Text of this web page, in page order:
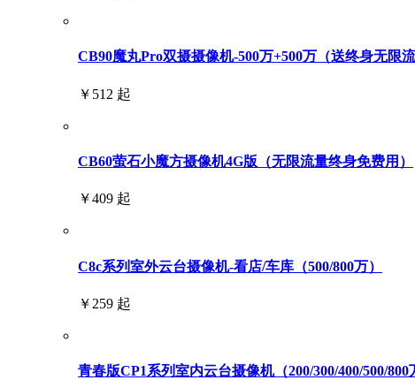
CB90魔丸Pro双摄摄像机-500万+500万（送终身无限
￥512 起
CB60萤石小魔方摄像机4G版（无限流量终身免费用）
￥409 起
C8c系列室外云台摄像机-看店/车库（500/800万）
￥259 起
青春版CP1系列室内云台摄像机（200/300/400/500/800